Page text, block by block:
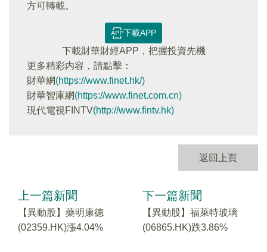
方可轉載。
下載APP
下載財華財經APP，把握投資先機
更多精彩内容，請點擊：
財華網(https://www.finet.hk/)
財華智庫網(https://www.finet.com.cn)
現代電視FINTV(http://www.fintv.hk)
返回上頁
上一篇新聞
【異動股】藥明康德
(02359.HK)漲4.04%
下一篇新聞
【異動股】福萊特玻璃
(06865.HK)跌3.86%